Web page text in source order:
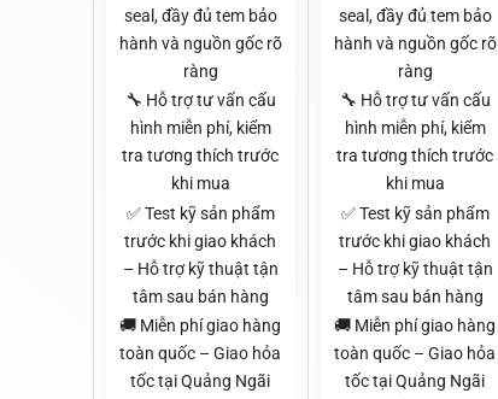
seal, đầy đủ tem bảo
hành và nguồn gốc rõ
ràng
🔧 Hỗ trợ tư vấn cấu
hình miễn phí, kiểm
tra tương thích trước
khi mua
✅ Test kỹ sản phẩm
trước khi giao khách
– Hỗ trợ kỹ thuật tận
tâm sau bán hàng
🚚 Miễn phí giao hàng
toàn quốc – Giao hỏa
tốc tại Quảng Ngãi
seal, đầy đủ tem bảo
hành và nguồn gốc rõ
ràng
🔧 Hỗ trợ tư vấn cấu
hình miễn phí, kiểm
tra tương thích trước
khi mua
✅ Test kỹ sản phẩm
trước khi giao khách
– Hỗ trợ kỹ thuật tận
tâm sau bán hàng
🚚 Miễn phí giao hàng
toàn quốc – Giao hỏa
tốc tại Quảng Ngãi